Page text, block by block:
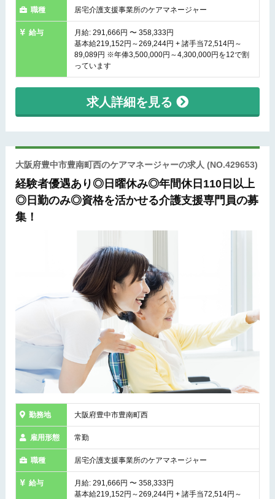
職種 居宅介護支援事業所のケアマネージャー
給与
月給: 291,666円 〜 358,333円
基本給219,152円～269,244円 + 諸手当72,514円～
89,089円 ※年俸3,500,000円～4,300,000円を12で割
っています
求人詳細を見る
大阪府豊中市豊南町西のケアマネージャーの求人 (NO.429653)
経験者優遇あり◎日曜休み◎年間休日110日以上
◎日勤のみ◎資格を活かせる介護支援専門員の募
集！
勤務地 大阪府豊中市豊南町西
雇用形態 常勤
職種 居宅介護支援事業所のケアマネージャー
給与
月給: 291,666円 〜 358,333円
基本給219,152円～269,244円 + 諸手当72,514円～